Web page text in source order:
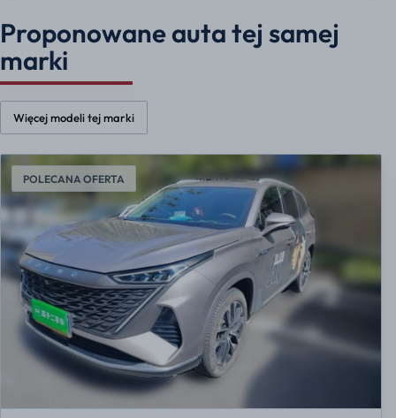
Proponowane auta tej samej
marki
Więcej modeli tej marki
POLECANA OFERTA